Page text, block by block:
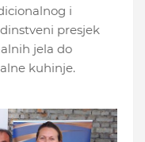
i
presjek
jela do
kuhinje.